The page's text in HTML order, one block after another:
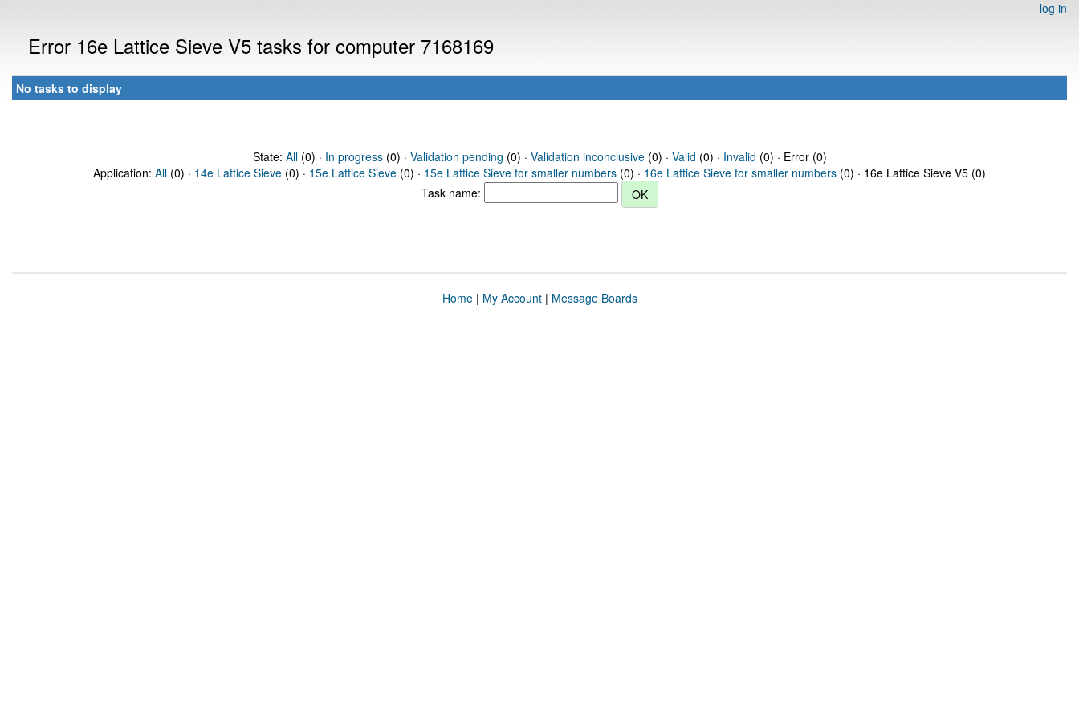
log in
Error 16e Lattice Sieve V5 tasks for computer 7168169
No tasks to display
State: All(0) · In progress(0) · Validation pending (0) · Validation inconclusive(0) · Valid (0) · Invalid (0) · Error (0)
Application: All (0) · 14e Lattice Sieve (0) · 15e Lattice Sieve (0) · 15e Lattice Sieve for smaller numbers (0) · 16e Lattice Sieve for smaller numbers (0) · 16e Lattice Sieve V5 (0)
Task name:
Home| My Account| Message Boards